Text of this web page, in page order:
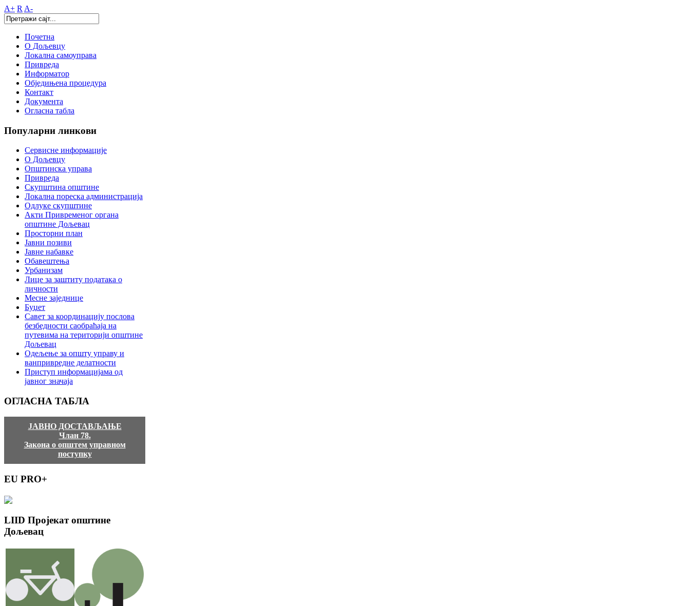
A+ R A-
Почетна
О Дољевцу
Локална самоуправа
Привреда
Информатор
Обједињена процедура
Контакт
Документа
Огласна табла
Популарни линкови
Сервисне информације
О Дољевцу
Општинска управа
Привреда
Скупштина општине
Локална пореска администрација
Одлуке скупштине
Акти Привременог органа
општине Дољевац
Просторни план
Јавни позиви
Јавне набавке
Обавештења
Урбанизам
Лице за заштиту података о
личности
Месне заједнице
Буџет
Савет за координацију послова
безбедности саобраћаја на
путевима на територији општине
Дољевац
Одељење за општу управу и
ванпривредне делатности
Приступ информацијама од
јавног значаја
ОГЛАСНА ТАБЛА
ЈАВНО ДОСТАВЉАЊЕ
Члан 78.
Закона о општем управном
поступку
EU PRO+
LIID Пројекат општине
Дољевац